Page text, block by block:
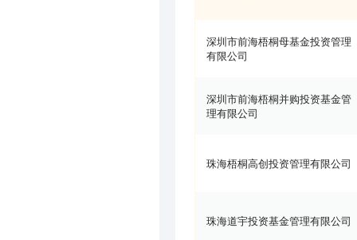
深圳市前海梧桐母基金投资管理
有限公司
深圳市前海梧桐并购投资基金管
理有限公司
珠海梧桐高创投资管理有限公司
珠海道宇投资基金管理有限公司